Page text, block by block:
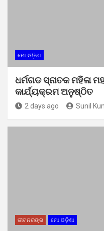
ମୋ ଓଡ଼ିଶା
ଧର୍ମଗଡ ସ୍ନାତକ ମହିଳା
କାର୍ଯ୍ୟକ୍ରମ ଅନୁଷ୍ଠିତ
2 days ago Sunil
ଜୀବନରଙ୍ଗ ମୋ ଓଡ଼ିଶା